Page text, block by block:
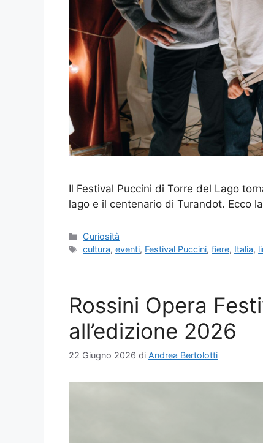
Il Festival Puccini di Torre del Lago
lago e il centenario di Turandot. Ecco
Categorie
Curiosità
Tag
cultura,eventi, Festival Puccini,fiere, Italia,
Rossini Opera
all’edizione 2026
22 Giugno 2026 di Andrea Bertolotti